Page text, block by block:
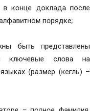
в конце доклада после
порядке;
быть представлены
ключевые слова на
(размер (кегль) –